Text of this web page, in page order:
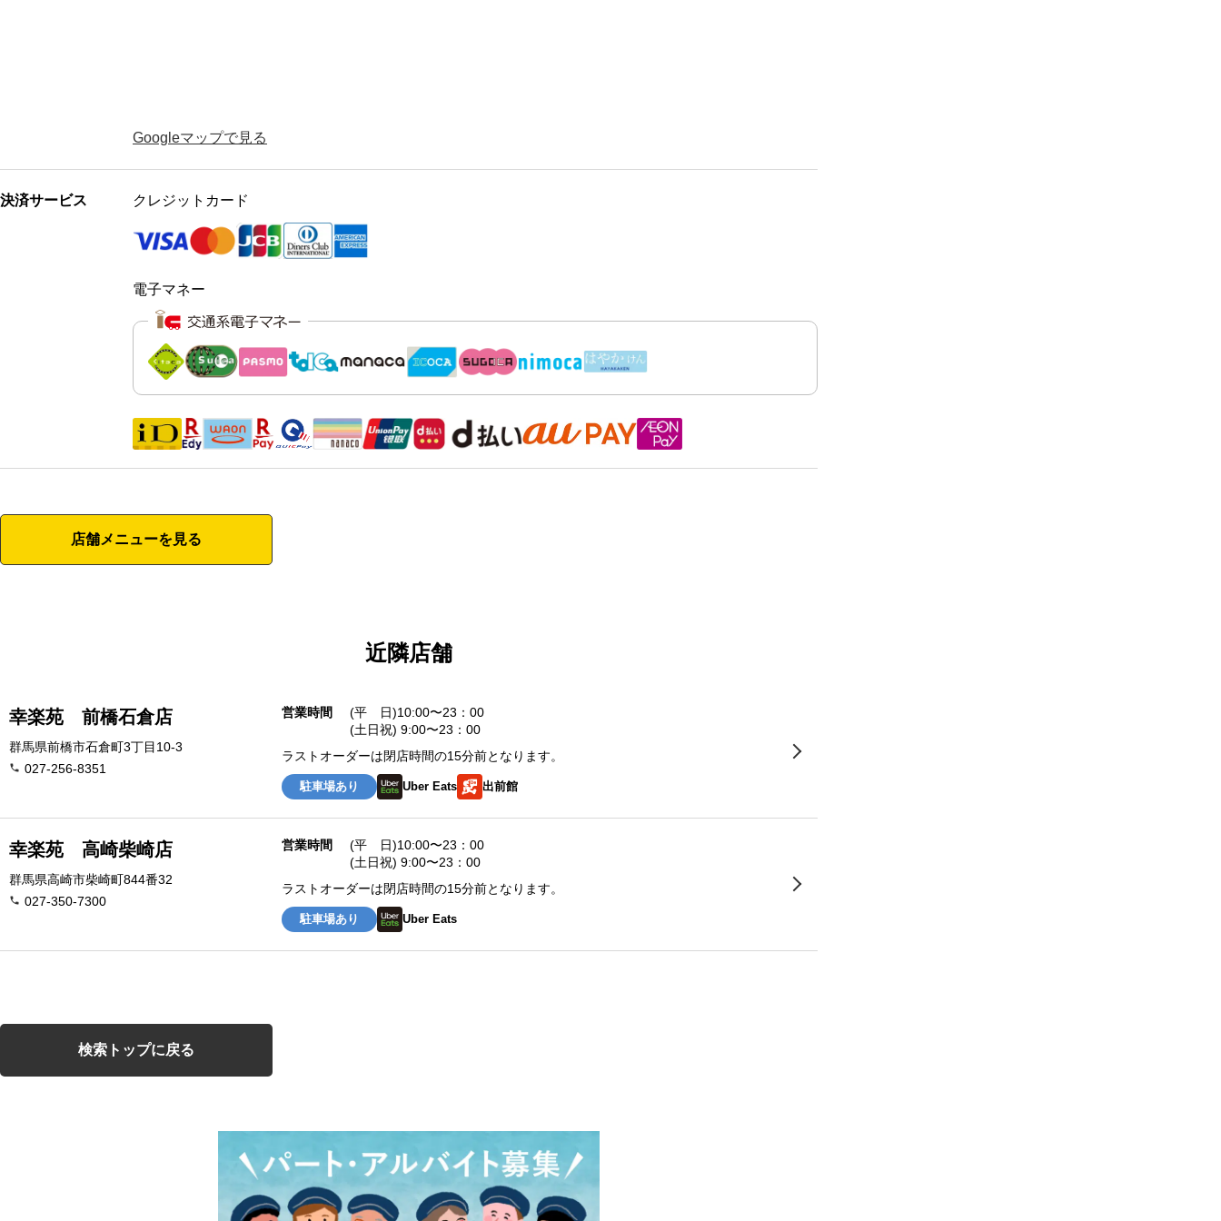
Googleマップで見る
決済サービス クレジットカード
電子マネー
店舗メニューを見る
近隣店舗
幸楽苑 前橋石倉店
群馬県前橋市石倉町3丁目10-3
027-256-8351
営業時間
(平 日)10:00〜23：00
(土日祝) 9:00〜23：00
ラストオーダーは閉店時間の15分前となります。
駐車場あり Uber Eats 出前館
幸楽苑 高崎柴崎店
群馬県高崎市柴崎町844番32
027-350-7300
営業時間
(平 日)10:00〜23：00
(土日祝) 9:00〜23：00
ラストオーダーは閉店時間の15分前となります。
駐車場あり Uber Eats
検索トップに戻る